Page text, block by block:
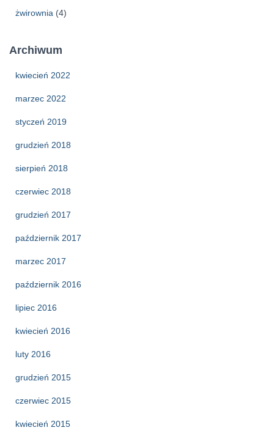
żwirownia (4)
Archiwum
kwiecień 2022
marzec 2022
styczeń 2019
grudzień 2018
sierpień 2018
czerwiec 2018
grudzień 2017
październik 2017
marzec 2017
październik 2016
lipiec 2016
kwiecień 2016
luty 2016
grudzień 2015
czerwiec 2015
kwiecień 2015